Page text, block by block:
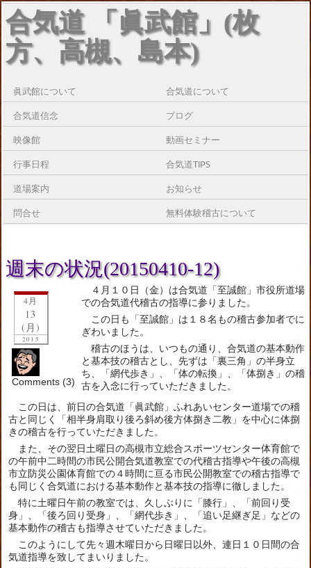
合気道 「眞武館」(枚
方、高槻、島本)
眞武館について 合気道について
合気道信念 ブログ
映像館 動画セミナー
行事日程 合気道TIPS
道場案内 お知らせ
問合せ 無料体験稽古について
週末の状況(20150410-12)
4月
13
(月)
2015
Comments (3)
４月１０日（金）は合気道「至誠館」市役所道場
での合気道代稽古の指導に参りました。
この日も「至誠館」は１８名もの稽古参加者でに
ぎわいました。
稽古のほうは、いつもの通り、合気道の基本動作
と基本技の稽古とし、先ずは「裏三角」の半身立
ち、「網代歩き」、「体の転換」、「体捌き」の稽
古を入念に行っていただきました。
この日は、前日の合気道「眞武館」ふれあいセンター道場での稽
古と同じく「相半身肩取り後ろ斜め後方体捌き二教」を中心に体捌
きの稽古を行っていただきました。
また、その翌日土曜日の高槻市立総合スポーツセンター体育館で
の午前中二時間の市民公開合気道教室での代稽古指導や午後の高槻
市立防災公園体育館での４時間に亘る市民公開教室での稽古指導で
も同じく合気道における基本動作と基本技の指導に徹しました。
特に土曜日午前の教室では、久しぶりに「膝行」、「前回り受
身」、「後ろ回り受身」、「網代歩き」、「追い足継ぎ足」などの
基本動作の稽古も指導させていただきました。
このようにして先々週木曜日から日曜日以外、連日１０日間の合
気道指導を致してまいりました。